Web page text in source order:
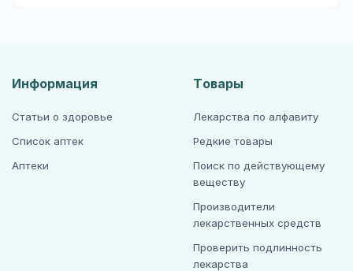
Информация
Статьи о здоровье
Список аптек
Аптеки
Товары
Лекарства по алфавиту
Редкие товары
Поиск по действующему
веществу
Производители
лекарственных средств
Проверить подлинность
лекарства